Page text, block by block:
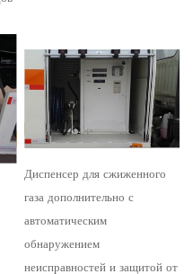
Диспенсер для сжиженного
газа дополнительно с
автоматическим
обнаружением
неисправностей и защитой от